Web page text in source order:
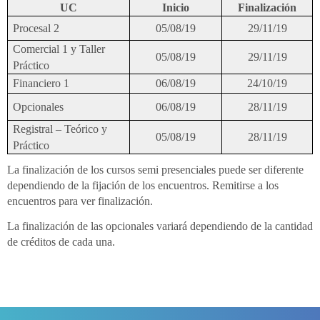
UC Inicio
Finalización
Procesal 2
05/08/19
29/11/19
Comercial 1 y Taller
Práctico
05/08/19 29/11/19
Financiero 1 06/08/19
24/10/19
Opcionales
06/08/19
28/11/19
Registral – Teórico y
Práctico
05/08/19 28/11/19
La finalización de los cursos semi presenciales puede ser diferente
dependiendo de la fijación de los encuentros. Remitirse a los
encuentros para ver finalización.
La finalización de las opcionales variará dependiendo de la cantidad
de créditos de cada una.